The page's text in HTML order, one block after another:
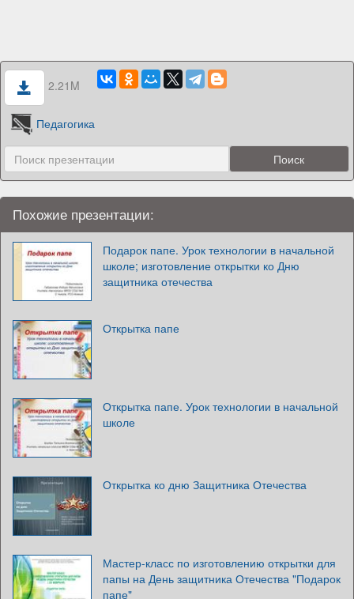
2.21M
Педагогика
Похожие презентации:
Подарок папе. Урок технологии в начальной
школе; изготовление открытки ко Дню
защитника отечества
Открытка папе
Открытка папе. Урок технологии в начальной
школе
Открытка ко дню Защитника Отечества
Мастер-класс по изготовлению открытки для
папы на День защитника Отечества "Подарок
папе"